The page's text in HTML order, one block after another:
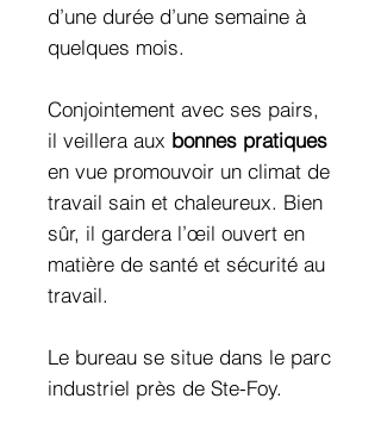
d’une durée d’une semaine à
quelques mois.
Conjointement avec ses pairs,
il veillera aux bonnes pratiques
en vue promouvoir un climat de
travail sain et chaleureux. Bien
sûr, il gardera l’œil ouvert en
matière de santé et sécurité au
travail.
Le bureau se situe dans le parc
industriel près de Ste-Foy.